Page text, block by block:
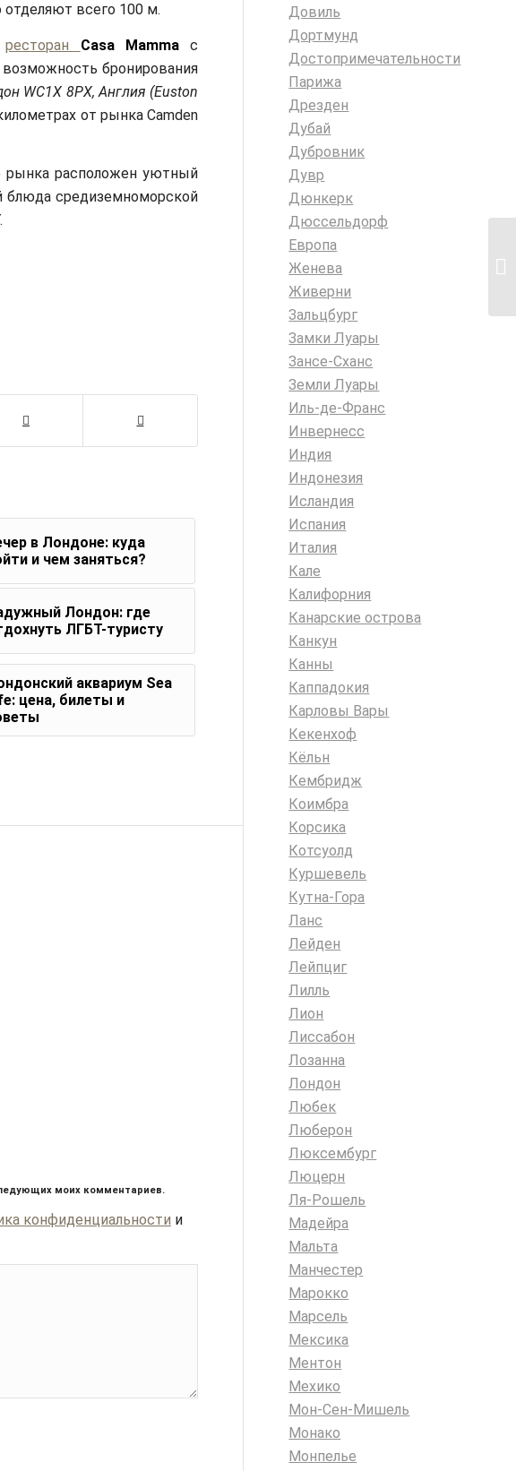
всего 100 м.
ресторан Casa Mamma с
возможность бронирования
WC1X 8PX, Англия (Euston
от рынка Camden
расположен уютный
блюда средиземноморской
.
в Лондоне: куда
и чем заняться?
Лондон: где
ЛГБТ-туристу
аквариум Sea
цена, билеты и
моих комментариев.
конфиденциальности и
Довиль
Дортмунд
Достопримечательности
Парижа
Дрезден
Дубай
Дубровник
Дувр
Дюнкерк
Дюссельдорф
Европа
Женева
Живерни
Зальцбург
Замки Луары
Зансе-Сханс
Земли Луары
Иль-де-Франс
Инвернесс
Индия
Индонезия
Исландия
Испания
Италия
Кале
Калифорния
Канарские острова
Канкун
Канны
Каппадокия
Карловы Вары
Кекенхоф
Кёльн
Кембридж
Коимбра
Корсика
Котсуолд
Куршевель
Кутна-Гора
Ланс
Лейден
Лейпциг
Лилль
Лион
Лиссабон
Лозанна
Лондон
Любек
Люберон
Люксембург
Люцерн
Ля-Рошель
Мадейра
Мальта
Манчестер
Марокко
Марсель
Мексика
Ментон
Мехико
Мон-Сен-Мишель
Монако
Монпелье